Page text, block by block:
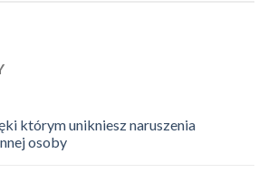
którym unikniesz naruszenia
osoby